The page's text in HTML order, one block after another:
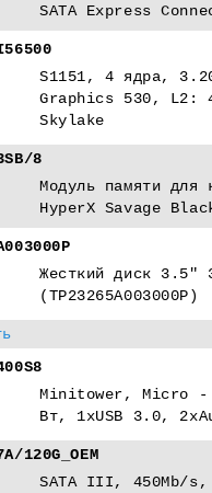
SATA Express
S1151, 4 ядра,
Graphics 530, L2:
Skylake
8
Модуль памяти для
HyperX Savage
Жесткий диск 3.5"
(TP23265A003000P)
Minitower, Micro -
Вт, 1xUSB 3.0,
120G_OEM
SATA III, 450Mb/